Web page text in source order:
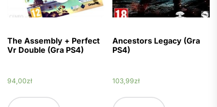
The Assembly + Perfect
Vr Double (Gra PS4)
94,00zł
Ancestors Legacy (Gra
PS4)
103,99zł